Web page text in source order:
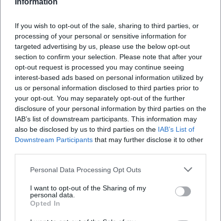
Information
If you wish to opt-out of the sale, sharing to third parties, or
processing of your personal or sensitive information for
targeted advertising by us, please use the below opt-out
section to confirm your selection. Please note that after your
opt-out request is processed you may continue seeing
interest-based ads based on personal information utilized by
us or personal information disclosed to third parties prior to
your opt-out. You may separately opt-out of the further
disclosure of your personal information by third parties on the
IAB’s list of downstream participants. This information may
also be disclosed by us to third parties on the IAB’s List of
Downstream Participants that may further disclose it to other
Personal Data Processing Opt Outs
I want to opt-out of the Sharing of my
personal data.
Opted In
Karlsruhe, Kaiserslautern, Memmingen und Konstanz bis zu
Jahrhunderthalle. Regionale Kulturprogramme kündigen
die neuen Termine an, Veranstaltungsseiten listen
Zusatzshows und Ausverkäufe. Die Setlist? Kein starres
Korsett, sondern lebender Organismus – ein Mix aus
frischen Bit-Ideen, aktuellen Beobachtungen und raffiniert
platzierten „Grooves“, die Abende dynamisch halten.
[Quelle belegt in „Quellen“]
Parallel blieb Frei in Talk- und Magazinformaten sichtbar;
2024 trat er u. a. bei ZDF „Volle Kanne“ auf. Ende Sommer
2025 beendete er nach über 200 Folgen den gemeinsam
mit Maxi Gstettenbauer gestarteten Podcast „Gut
abgehangen“ – ein Schlusspunkt mit Ansage, der
Ressourcen frei macht für die neue Tourphase. Diese
Freis künstlerische Entwicklung folgt einem klaren Plan.
[Quelle belegt in „Quellen“]